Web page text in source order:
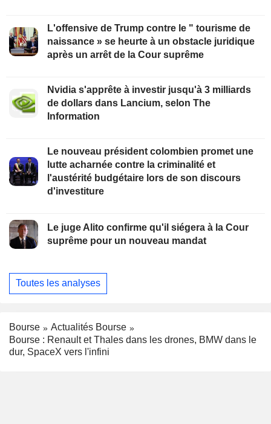
L'offensive de Trump contre le " tourisme de
naissance » se heurte à un obstacle juridique
après un arrêt de la Cour suprême
Nvidia s'apprête à investir jusqu'à 3 milliards
de dollars dans Lancium, selon The
Information
Le nouveau président colombien promet une
lutte acharnée contre la criminalité et
l'austérité budgétaire lors de son discours
d'investiture
Le juge Alito confirme qu'il siégera à la Cour
suprême pour un nouveau mandat
Toutes les analyses
Bourse
Actualités Bourse
Bourse : Renault et Thales dans les drones, BMW dans le
dur, SpaceX vers l'infini